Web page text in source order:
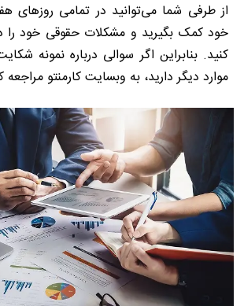
از طرفی شما می‌توانید در تمامی روزهای
کنید. بنابراین اگر سوالی درباره نمونه
موارد دیگر دارید، به وبسایت کارمنتو مراجعه